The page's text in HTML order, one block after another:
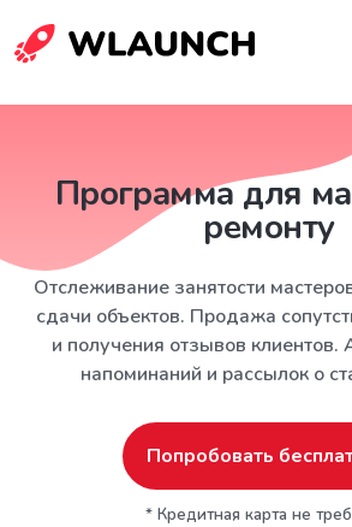
Программа для
ремонту
Отслеживание занятости
сдачи объектов. Продажа
и получения отзывов клиентов.
напоминаний и рассылок о
Попробовать
* Кредитная карта не